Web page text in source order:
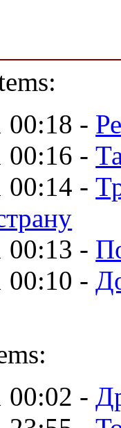
00:18 -
00:16 -
00:14 -
00:13 -
00:10 -
00:02 -